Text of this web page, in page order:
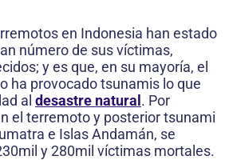
en Indonesia han estado
número de sus víctimas,
y es que, en su mayoría, el
ha provocado tsunamis lo que
al desastre natural. Por
el terremoto y posterior tsunami
e Islas Andamán, se
y 280mil víctimas mortales.